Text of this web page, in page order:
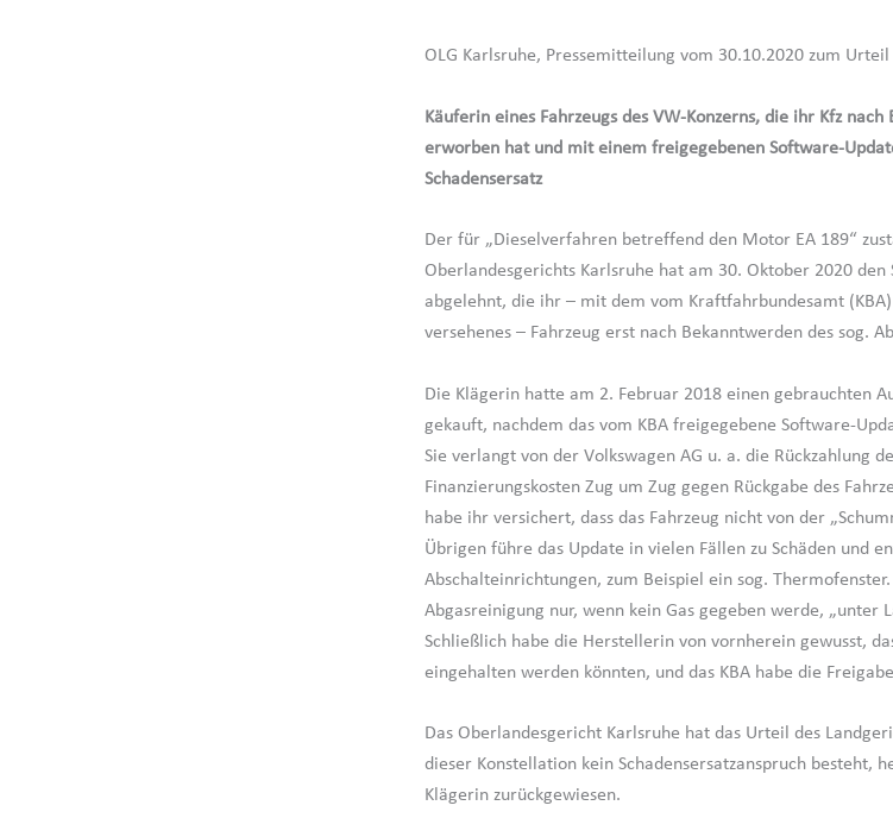
OLG Karlsruhe, Pressemitteilung vom 30.10.2020 zum
Käuferin eines Fahrzeugs des VW-Konzerns, die ihr Kfz nach
erworben hat und mit einem freigegebenen Software-
Schadensersatz
Der für „Dieselverfahren betreffend den Motor EA 189“
Oberlandesgerichts Karlsruhe hat am 30. Oktober 2020 den
abgelehnt, die ihr – mit dem vom Kraftfahrbundesamt
versehenes – Fahrzeug erst nach Bekanntwerden des sog.
Die Klägerin hatte am 2. Februar 2018 einen gebrauchten
gekauft, nachdem das vom KBA freigegebene Software-
Sie verlangt von der Volkswagen AG u. a. die Rückzahlung
Finanzierungskosten Zug um Zug gegen Rückgabe des
habe ihr versichert, dass das Fahrzeug nicht von der
Übrigen führe das Update in vielen Fällen zu Schäden und
Abschalteinrichtungen, zum Beispiel ein sog.
Abgasreinigung nur, wenn kein Gas gegeben werde, „unter
Schließlich habe die Herstellerin von vornherein gewusst,
eingehalten werden könnten, und das KBA habe die
Das Oberlandesgericht Karlsruhe hat das Urteil des
dieser Konstellation kein Schadensersatzanspruch besteht,
Klägerin zurückgewiesen.